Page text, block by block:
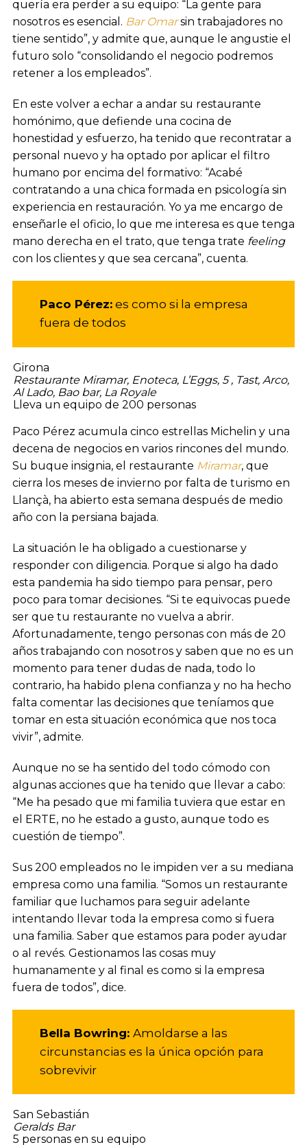
quería era perder a su equipo: “La gente para
nosotros es esencial. Bar Omarsin trabajadores no
tiene sentido”, y admite que, aunque le angustie el
futuro solo “consolidando el negocio podremos
retener a los empleados”.
En este volver a echar a andar su restaurante
homónimo, que defiende una cocina de
honestidad y esfuerzo, ha tenido que recontratar a
personal nuevo y ha optado por aplicar el filtro
humano por encima del formativo: “Acabé
contratando a una chica formada en psicología sin
experiencia en restauración. Yo ya me encargo de
enseñarle el oficio, lo que me interesa es que tenga
mano derecha en el trato, que tenga trate feeling
con los clientes y que sea cercana”, cuenta.
Paco Pérez: es como si la empresa
fuera de todos
Girona
Restaurante Miramar, Enoteca, L’Eggs, 5 , Tast, Arco,
Al Lado, Bao bar, La Royale
Lleva un equipo de 200 personas
Paco Pérez acumula cinco estrellas Michelin y una
decena de negocios en varios rincones del mundo.
Su buque insignia, el restaurante Miramar, que
cierra los meses de invierno por falta de turismo en
Llançà, ha abierto esta semana después de medio
año con la persiana bajada.
La situación le ha obligado a cuestionarse y
responder con diligencia. Porque si algo ha dado
esta pandemia ha sido tiempo para pensar, pero
poco para tomar decisiones. “Si te equivocas puede
ser que tu restaurante no vuelva a abrir.
Afortunadamente, tengo personas con más de 20
años trabajando con nosotros y saben que no es un
momento para tener dudas de nada, todo lo
contrario, ha habido plena confianza y no ha hecho
falta comentar las decisiones que teníamos que
tomar en esta situación económica que nos toca
vivir”, admite.
Aunque no se ha sentido del todo cómodo con
algunas acciones que ha tenido que llevar a cabo:
“Me ha pesado que mi familia tuviera que estar en
el ERTE, no he estado a gusto, aunque todo es
cuestión de tiempo”.
Sus 200 empleados no le impiden ver a su mediana
empresa como una familia. “Somos un restaurante
familiar que luchamos para seguir adelante
intentando llevar toda la empresa como si fuera
una familia. Saber que estamos para poder ayudar
o al revés. Gestionamos las cosas muy
humanamente y al final es como si la empresa
fuera de todos”, dice.
Bella Bowring:Amoldarse a las
circunstancias es la única opción para
sobrevivir
San Sebastián
Geralds Bar
5 personas en su equipo